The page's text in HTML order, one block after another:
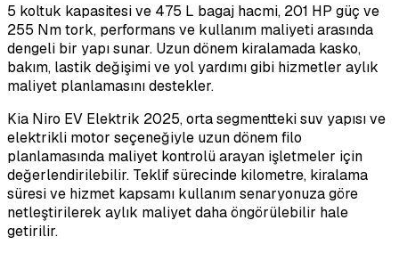
5 koltuk kapasitesi ve 475 L bagaj hacmi, 201 HP güç ve
255 Nm tork, performans ve kullanım maliyeti arasında
dengeli bir yapı sunar. Uzun dönem kiralamada kasko,
bakım, lastik değişimi ve yol yardımı gibi hizmetler aylık
maliyet planlamasını destekler.
Kia Niro EV Elektrik 2025, orta segmentteki suv yapısı ve
elektrikli motor seçeneğiyle uzun dönem filo
planlamasında maliyet kontrolü arayan işletmeler için
değerlendirilebilir. Teklif sürecinde kilometre, kiralama
süresi ve hizmet kapsamı kullanım senaryonuza göre
netleştirilerek aylık maliyet daha öngörülebilir hale
getirilir.